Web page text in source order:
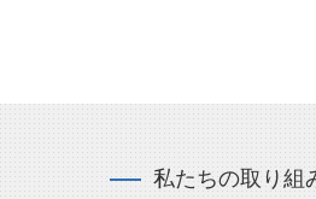
私たちの取り組